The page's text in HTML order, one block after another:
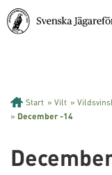
Start » Vilt »
» December -14